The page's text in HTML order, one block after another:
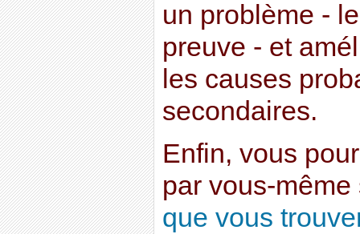
un problème -
preuve - et
les causes
secondaires.
Enfin, vous
par vous-
que vous